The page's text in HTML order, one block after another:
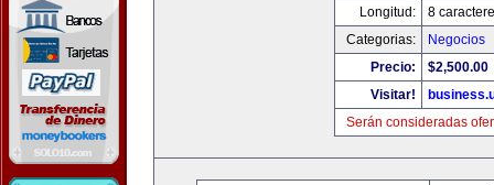
Longitud:
8
Categorias:
Negocios
Precio:
$2,500.00
Visitar!
Serán consideradas